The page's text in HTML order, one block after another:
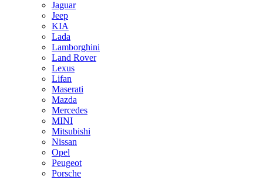
Jaguar
Jeep
KIA
Lada
Lamborghini
Land Rover
Lexus
Lifan
Maserati
Mazda
Mercedes
MINI
Mitsubishi
Nissan
Opel
Peugeot
Porsche